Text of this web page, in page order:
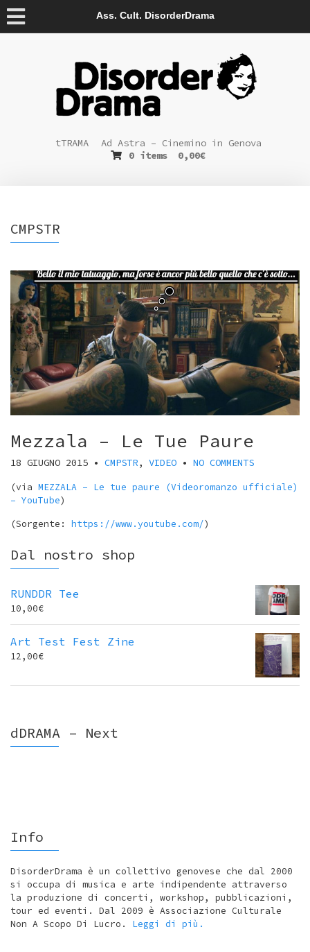
Ass. Cult. DisorderDrama
tTRAMA
Ad Astra – Cinemino in Genova
0 items
0,00€
CMPSTR
Mezzala – Le Tue Paure
18 GIUGNO 2015 • CMPSTR, VIDEO • NO COMMENTS
(via MEZZALA – Le tue paure (Videoromanzo ufficiale)
– YouTube)
(Sorgente: https://www.youtube.com/)
Dal nostro shop
RUNDDR Tee
10,00€
Art Test Fest Zine
12,00€
dDRAMA – Next
Info
DisorderDrama è un collettivo genovese che dal 2000
si occupa di musica e arte indipendente attraverso
la produzione di concerti, workshop, pubblicazioni,
tour ed eventi. Dal 2009 è Associazione Culturale
Non A Scopo Di Lucro. Leggi di più.